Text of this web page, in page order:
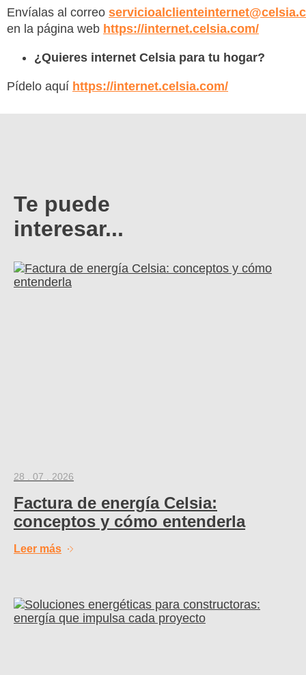
Envíalas al correo
en la página web https://internet.celsia.com/
¿Quieres internet Celsia para tu hogar?
Pídelo aquí https://internet.celsia.com/
Te puede
interesar...
28 . 07 . 2026
Factura de energía Celsia:
conceptos y cómo entenderla
Leer más